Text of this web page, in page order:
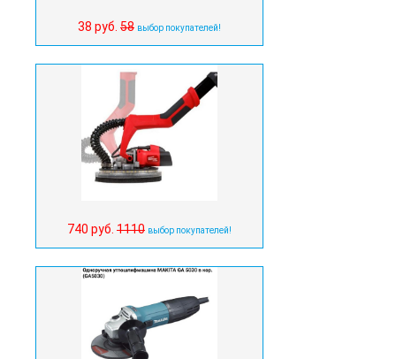
38 руб. 58 выбор покупателей!
740 руб. 1110 выбор покупателей!